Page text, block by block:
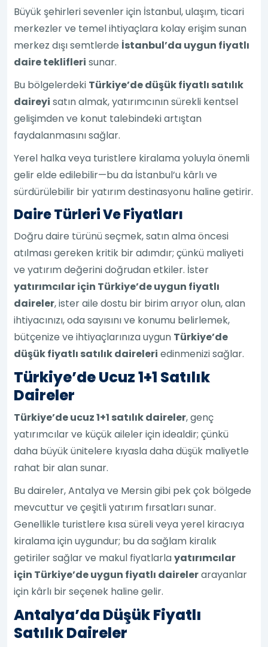
Büyük şehirleri sevenler için İstanbul, ulaşım, ticari
merkezler ve temel ihtiyaçlara kolay erişim sunan
merkez dışı semtlerde İstanbul’da uygun fiyatlı
daire teklifleri sunar.
Bu bölgelerdeki Türkiye’de düşük fiyatlı satılık
daireyi satın almak, yatırımcının sürekli kentsel
gelişimden ve konut talebindeki artıştan
faydalanmasını sağlar.
Yerel halka veya turistlere kiralama yoluyla önemli
gelir elde edilebilir—bu da İstanbul’u kârlı ve
sürdürülebilir bir yatırım destinasyonu haline getirir.
Daire Türleri Ve Fiyatları
Doğru daire türünü seçmek, satın alma öncesi
atılması gereken kritik bir adımdır; çünkü maliyeti
ve yatırım değerini doğrudan etkiler. İster
yatırımcılar için Türkiye’de uygun fiyatlı
daireler, ister aile dostu bir birim arıyor olun, alan
ihtiyacınızı, oda sayısını ve konumu belirlemek,
bütçenize ve ihtiyaçlarınıza uygun Türkiye’de
düşük fiyatlı satılık daireleri edinmenizi sağlar.
Türkiye’de Ucuz 1+1 Satılık
Daireler
Türkiye’de ucuz 1+1 satılık daireler, genç
yatırımcılar ve küçük aileler için idealdir; çünkü
daha büyük ünitelere kıyasla daha düşük maliyetle
rahat bir alan sunar.
Bu daireler, Antalya ve Mersin gibi pek çok bölgede
mevcuttur ve çeşitli yatırım fırsatları sunar.
Genellikle turistlere kısa süreli veya yerel kiracıya
kiralama için uygundur; bu da sağlam kiralık
getiriler sağlar ve makul fiyatlarlayatırımcılar
için Türkiye’de uygun fiyatlı dairelerarayanlar
için kârlı bir seçenek haline gelir.
Antalya’da Düşük Fiyatlı
Satılık Daireler